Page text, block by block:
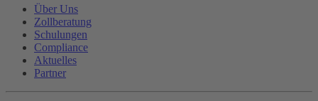
Über Uns
Zollberatung
Schulungen
Compliance
Aktuelles
Partner